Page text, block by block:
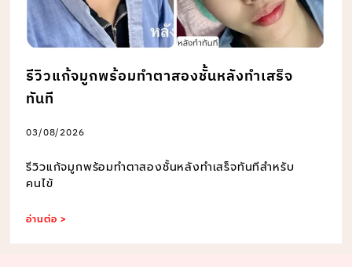
รีวิวแก้จมูกพร้อมทำตาสองชั้นหลังทำเสร็จ
ทันที
03/08/2026
รีวิวแก้จมูกพร้อมทำตาสองชั้นหลังทำเสร็จทันทีสำหรับ
คนไข้
อ่านต่อ >